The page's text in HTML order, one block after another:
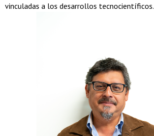
vinculadas a los desarrollos tecnocientíficos.